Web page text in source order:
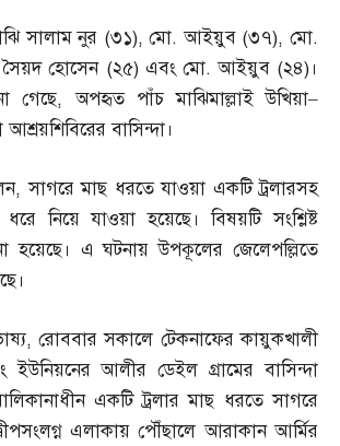
সালাম নুর (৩১),মো.আইয়ুব (৩৭),মো.
সৈয়দ হোসেন (২৫) এবং মো.আইয়ুব (২৪)।
গেছে,অপহৃত পাঁচ মাঝিমাল্লাই উখিয়া–
বাসিন্দা।
,সাগরে মাছ ধরতে যাওয়া একটি ট্রলারসহ
ধরে নিয়ে যাওয়া হয়েছে। বিষয়টি সংশ্লিষ্ট
হয়েছে। এ ঘটনায় উপকূলের জেলেপল্লিতে
,রোববার সকালে টেকনাফের কায়ুকখালী
ইউনিয়নের আলীর ডেইল গ্রামের বাসিন্দা
একটি ট্রলার মাছ ধরতে সাগরে
এলাকায় পৌঁছালে আরাকান আর্মির